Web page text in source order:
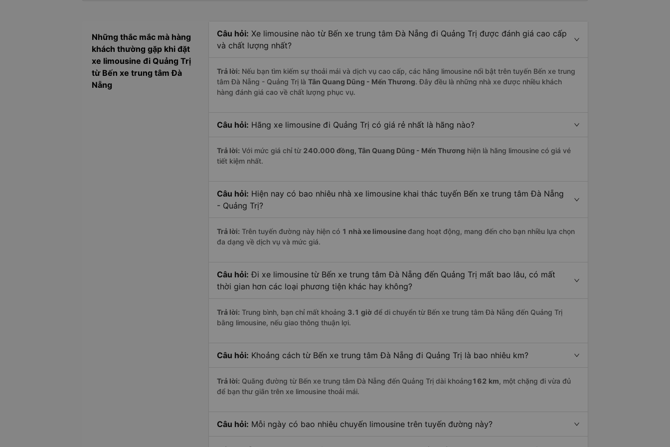
Những thắc mắc mà hàng
khách thường gặp khi đặt
xe limousine đi Quảng Trị
từ Bến xe trung tâm Đà
Nẵng
Câu hỏi: Xe limousine nào từ Bến xe trung tâm Đà Nẵng đi Quảng Trị được đánh giá cao cấp
và chất lượng nhất?
Trả lời: Nếu bạn tìm kiếm sự thoải mái và dịch vụ cao cấp, các hãng limousine nổi bật trên tuyến Bến xe trung
tâm Đà Nẵng - Quảng Trị là Tân Quang Dũng - Mến Thương. Đây đều là những nhà xe được nhiều khách
hàng đánh giá cao về chất lượng phục vụ.
Câu hỏi: Hãng xe limousine đi Quảng Trị có giá rẻ nhất là hãng nào?
Trả lời: Với mức giá chỉ từ 240.000 đồng, Tân Quang Dũng - Mến Thương hiện là hãng limousine có giá vé
tiết kiệm nhất.
Câu hỏi: Hiện nay có bao nhiêu nhà xe limousine khai thác tuyến Bến xe trung tâm Đà Nẵng
- Quảng Trị?
Trả lời: Trên tuyến đường này hiện có 1 nhà xe limousineđang hoạt động, mang đến cho bạn nhiều lựa chọn
đa dạng về dịch vụ và mức giá.
Câu hỏi: Đi xe limousine từ Bến xe trung tâm Đà Nẵng đến Quảng Trị mất bao lâu, có mất
thời gian hơn các loại phương tiện khác hay không?
Trả lời: Trung bình, bạn chỉ mất khoảng 3.1 giờ để di chuyển từ Bến xe trung tâm Đà Nẵng đến Quảng Trị
bằng limousine, nếu giao thông thuận lợi.
Câu hỏi: Khoảng cách từ Bến xe trung tâm Đà Nẵng đi Quảng Trị là bao nhiêu km?
Trả lời: Quãng đường từ Bến xe trung tâm Đà Nẵng đến Quảng Trị dài khoảng162 km, một chặng đi vừa đủ
để bạn thư giãn trên xe limousine thoải mái.
Câu hỏi: Mỗi ngày có bao nhiêu chuyến limousine trên tuyến đường này?